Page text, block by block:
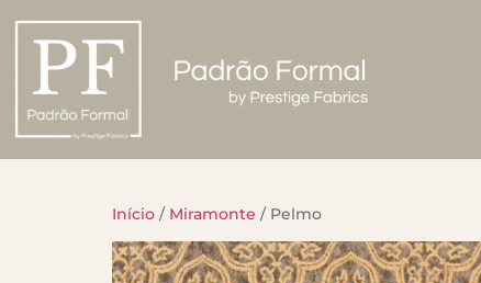
Início / Miramonte / Pelmo